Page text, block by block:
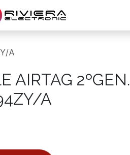
A
AIRTAG 2ºGEN.
A